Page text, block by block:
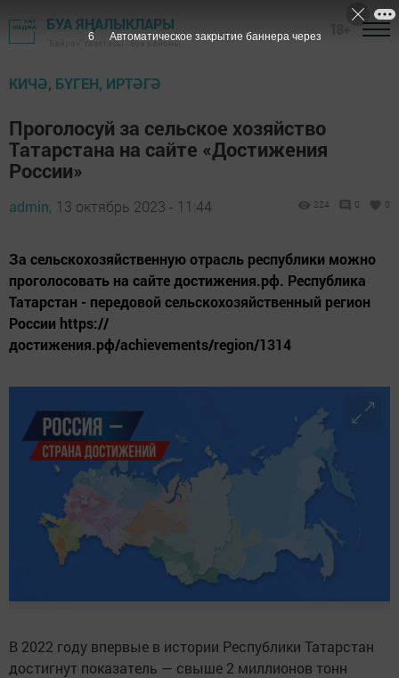
БУА ЯҢАЛЫКЛАРЫ
"Байрак" газетасы - Буа районы
КИЧӘ, БҮГЕН, ИРТӘГӘ
Проголосуй за сельское хозяйство
Татарстана на сайте «Достижения
России»
admin, 13 октябрь 2023 - 11:44 224 0 0
За сельскохозяйственную отрасль республики можно
проголосовать на сайте достижения.рф. Республика
Татарстан - передовой сельскохозяйственный регион
России https://
достижения.рф/achievements/region/1314
В 2022 году впервые в истории Республики Татарстан
достигнут показатель — свыше 2 миллионов тонн
5 Автоматическое закрытие баннера через